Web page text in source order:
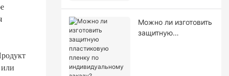
Можно ли изготовить
защитную